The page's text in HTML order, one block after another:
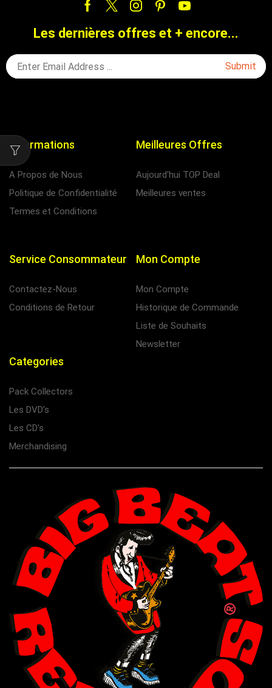
Les dernières offres et + encore...
Informations
A Propos de Nous
Politique de Confidentialité
Termes et Conditions
Meilleures Offres
Aujourd'hui TOP Deal
Meilleures ventes
Service Consommateur
Contactez-Nous
Conditions de Retour
Mon Compte
Mon Compte
Historique de Commande
Liste de Souhaits
Newsletter
Categories
Pack Collectors
Les DVD's
Les CD's
Merchandising